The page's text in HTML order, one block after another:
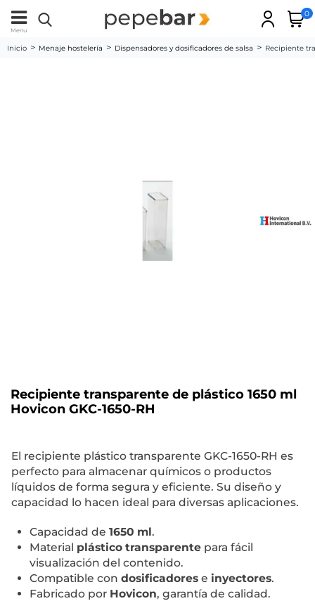
Menu
0
Inicio Menaje hostelería Dispensadores y dosificadores de salsa Recipiente
Recipiente transparente de plástico 1650 ml
Hovicon GKC-1650-RH
El recipiente plástico transparente GKC-1650-RH es
perfecto para almacenar químicos o productos
líquidos de forma segura y eficiente. Su diseño y
capacidad lo hacen ideal para diversas aplicaciones.
Capacidad de 1650 ml.
Material plástico transparente para fácil
visualización del contenido.
Compatible con dosificadores e inyectores.
Fabricado por Hovicon, garantía de calidad.